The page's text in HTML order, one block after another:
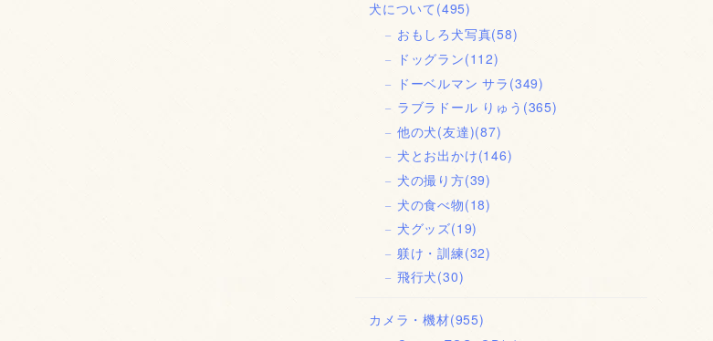
犬について (495)
おもしろ犬写真(58)
ドッグラン(112)
ドーベルマン サラ (349)
ラブラドール りゅう (365)
他の犬(友達)(87)
犬とお出かけ(146)
犬の撮り方(39)
犬の食べ物(18)
犬グッズ(19)
躾け・訓練(32)
飛行犬(30)
カメラ・機材(955)